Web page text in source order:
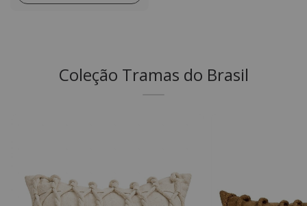
Coleção Tramas do Brasil